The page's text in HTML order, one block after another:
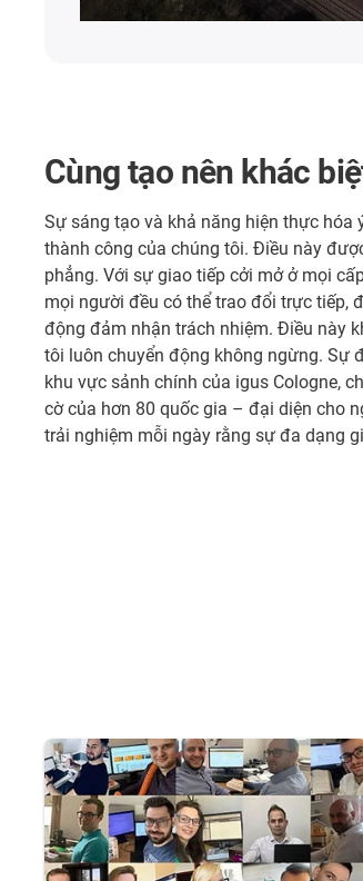
Cùng tạo nên khác
Sự sáng tạo và khả năng hiện thực
thành công của chúng tôi. Điều này
phẳng. Với sự giao tiếp cởi mở ở mọi
mọi người đều có thể trao đổi trực tiếp,
động đảm nhận trách nhiệm. Điều này
tôi luôn chuyển động không ngừng. Sự
khu vực sảnh chính của igus Cologne,
cờ của hơn 80 quốc gia – đại diện cho
trải nghiệm mỗi ngày rằng sự đa dạng